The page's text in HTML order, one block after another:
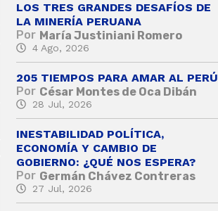
LOS TRES GRANDES DESAFÍOS DE
LA MINERÍA PERUANA
Por María Justiniani Romero
4 Ago, 2026
205 TIEMPOS PARA AMAR AL PERÚ
Por César Montes de Oca Dibán
28 Jul, 2026
INESTABILIDAD POLÍTICA,
ECONOMÍA Y CAMBIO DE
GOBIERNO: ¿QUÉ NOS ESPERA?
Por Germán Chávez Contreras
27 Jul, 2026